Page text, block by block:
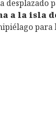
desplazado
a la isla
para